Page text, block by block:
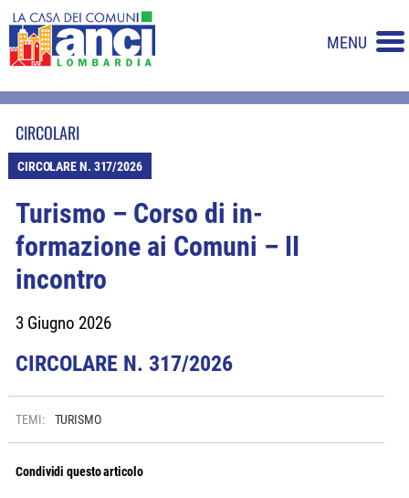
MENU
CIRCOLARI
CIRCOLARE N. 317/2026
Turismo – Corso di in-
formazione ai Comuni – II
incontro
3 Giugno 2026
CIRCOLARE N. 317/2026
TEMI: TURISMO
Condividi questo articolo